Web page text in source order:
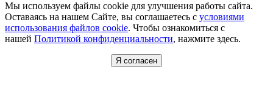
Мы используем файлы cookie для улучшения работы сайта.
Оставаясь на нашем Сайте, вы соглашаетесь с условиями
использования файлов cookie. Чтобы ознакомиться с
нашей Политикой конфиденциальности, нажмите здесь.
Я согласен